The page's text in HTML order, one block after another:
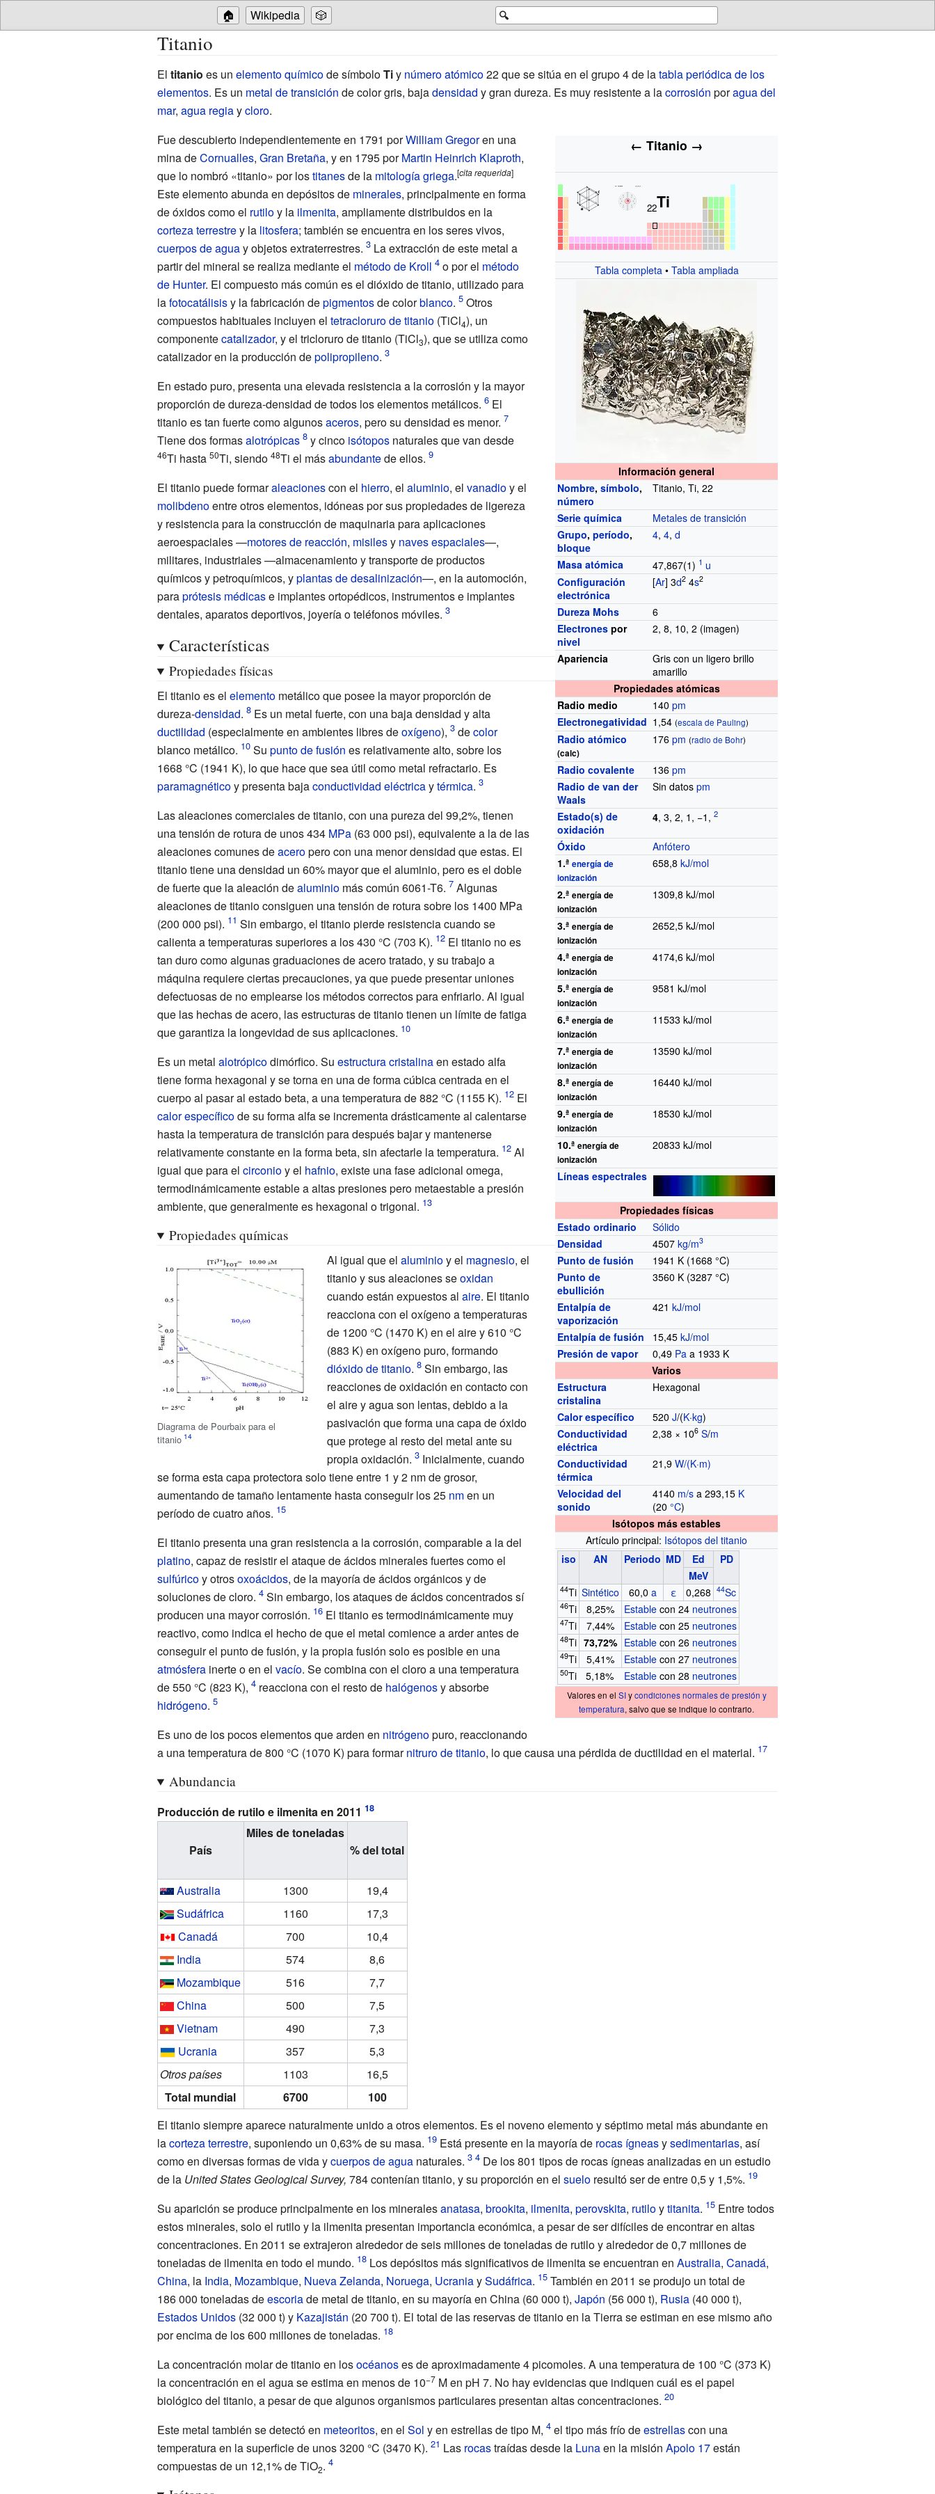
🔍
🏠 Wikipedia 🎲
Titanio
El titanio es un elemento químicode símboloTiy número atómico22 que se sitúa en el grupo 4 de latabla periódica de los
elementos. Es un metal de transición de color gris, bajadensidad y gran dureza. Es muy resistente a lacorrosión poragua del
mar, agua regiaycloro.
← Titanio →
22Ti
Tabla completa • Tabla ampliada
Información general
Nombre,símbolo,
número
Titanio, Ti, 22
Serie química
Metales de transición
Grupo,período,
bloque
4,4,d
Masa atómica 47,867(1)
u
Configuración
electrónica
[Ar] 3d2 4s2
Dureza Mohs
6
Electrones por
nivel
2, 8, 10, 2 (imagen)
Apariencia
Gris con un ligero brillo
amarillo
Propiedades atómicas
Radio medio
140 pm
Electronegatividad 1,54(escala de Pauling)
Radio atómico
(calc)
176 pm (radio de Bohr)
Radio covalente 136 pm
Radio de van der
Waals
Sin datos pm
Estado(s) de
oxidación
4, 3, 2, 1, −1,
Óxido
Anfótero
1.ªenergía de
ionización
658,8 kJ/mol
2.ªenergía de
ionización
1309,8 kJ/mol
3.ªenergía de
ionización
2652,5 kJ/mol
4.ªenergía de
ionización
4174,6 kJ/mol
5.ªenergía de
ionización
9581 kJ/mol
6.ªenergía de
ionización
11533 kJ/mol
7.ªenergía de
ionización
13590 kJ/mol
8.ªenergía de
ionización
16440 kJ/mol
9.ªenergía de
ionización
18530 kJ/mol
10.ªenergía de
ionización
20833 kJ/mol
Líneas espectrales
Propiedades físicas
Estado ordinario
Sólido
Densidad
4507 kg/m3
Punto de fusión 1941 K (1668 °C)
Punto de
ebullición
3560 K (3287 °C)
Entalpía de
vaporización
421 kJ/mol
Entalpía de fusión 15,45 kJ/mol
Presión de vapor
0,49 Pa a 1933 K
Varios
Estructura
cristalina
Hexagonal
Calor específico 520 J/(K·kg)
Conductividad
eléctrica
2,38 × 106 S/m
Conductividad
térmica
21,9 W/(K·m)
Velocidad del
sonido
4140 m/s a 293,15 K
(20 °C)
Isótopos más estables
Artículo principal: Isótopos del titanio
iso
AN Periodo MD Ed
PD
MeV
44Ti Sintético 60,0 a ε 0,268 44Sc
46Ti 8,25% Estable con 24 neutrones
47Ti 7,44% Estable con 25 neutrones
48Ti 73,72% Estable con 26 neutrones
49Ti 5,41% Estable con 27 neutrones
50Ti 5,18% Establecon 28 neutrones
Valores en el SIycondiciones normales de presión y
temperatura, salvo que se indique lo contrario.
Fue descubierto independientemente en 1791 porWilliam Gregoren una
mina deCornualles, Gran Bretaña, y en 1795 porMartin Heinrich Klaproth,
que lo nombró «titanio» por lostitanesde la mitología griega.[cita requerida]
Este elemento abunda en depósitos de minerales, principalmente en forma
de óxidos como el rutiloy la ilmenita, ampliamente distribuidos en la
corteza terrestrey la litosfera; también se encuentra en los seres vivos,
cuerpos de aguay objetos extraterrestres. La extracción de este metal a
partir del mineral se realiza mediante el método de Kroll o por el método
de Hunter. El compuesto más común es el dióxido de titanio, utilizado para
lafotocatálisisy la fabricación depigmentosde colorblanco. Otros
compuestos habituales incluyen el tetracloruro de titanio(TiCl4), un
componentecatalizador, y el tricloruro de titanio(TiCl3), que se utiliza como
catalizador en la producción depolipropileno.
En estado puro, presenta una elevada resistencia a la corrosión y la mayor
proporción de dureza-densidad de todos los elementos metálicos. El
titanio es tan fuerte como algunosaceros, pero su densidad es menor.
Tiene dos formasalotrópicas y cinco isótoposnaturales que van desde
46Ti hasta 50Ti, siendo 48Ti el másabundantede ellos.
El titanio puede formaraleacionescon el hierro, el aluminio, el vanadioy el
molibdenoentre otros elementos, idóneas por sus propiedades de ligereza
y resistencia para la construcción de maquinaria para aplicaciones
aeroespaciales —motores de reacción, misilesy naves espaciales—,
militares, industriales —almacenamiento y transporte de productos
químicos y petroquímicos, yplantas de desalinización—, en la automoción,
paraprótesis médicase implantes ortopédicos, instrumentos e implantes
dentales, aparatos deportivos, joyería o teléfonos móviles.
Características
Propiedades físicas
El titanio es el elementometálico que posee la mayor proporción de
dureza-densidad. Es un metal fuerte, con una baja densidad y alta
ductilidad (especialmente en ambientes libres deoxígeno), decolor
blanco metálico.
Su punto de fusión es relativamente alto, sobre los
1668 °C (1941 K), lo que hace que sea útil como metal refractario. Es
paramagnéticoy presenta bajaconductividad eléctricaytérmica.
Las aleaciones comerciales de titanio, con una pureza del 99,2%, tienen
una tensión de rotura de unos 434 MPa(63 000 psi), equivalente a la de las
aleaciones comunes deaceropero con una menor densidad que estas. El
titanio tiene una densidad un 60% mayor que el aluminio, pero es el doble
de fuerte que la aleación dealuminiomás común 6061-T6. Algunas
aleaciones de titanio consiguen una tensión de rotura sobre los 1400 MPa
(200 000 psi).
Sin embargo, el titanio pierde resistencia cuando se
calienta a temperaturas superiores a los 430 °C (703 K).
El titanio no es
tan duro como algunas graduaciones de acero tratado, y su trabajo a
máquina requiere ciertas precauciones, ya que puede presentar uniones
defectuosas de no emplearse los métodos correctos para enfriarlo. Al igual
que las hechas de acero, las estructuras de titanio tienen un límite de fatiga
que garantiza la longevidad de sus aplicaciones.
Es un metal alotrópicodimórfico. Su estructura cristalinaen estado alfa
tiene forma hexagonal y se torna en una de forma cúbica centrada en el
cuerpo al pasar al estado beta, a una temperatura de 882 °C (1155 K).
El
calor específicode su forma alfa se incrementa drásticamente al calentarse
hasta la temperatura de transición para después bajar y mantenerse
relativamente constante en la forma beta, sin afectarle la temperatura.
Al
igual que para el circonioy el hafnio, existe una fase adicional omega,
termodinámicamente estable a altas presiones pero metaestable a presión
ambiente, que generalmente es hexagonal o trigonal.
Propiedades químicas
Diagrama de Pourbaix para el
titanio
Al igual que el aluminioy el magnesio, el
titanio y sus aleaciones seoxidan
cuando están expuestos al aire. El titanio
reacciona con el oxígeno a temperaturas
de 1200 °C (1470 K) en el aire y 610 °C
(883 K) en oxígeno puro, formando
dióxido de titanio.
Sin embargo, las
reacciones de oxidación en contacto con
el aire y agua son lentas, debido a la
pasivación que forma una capa de óxido
que protege al resto del metal ante su
propia oxidación.
Inicialmente, cuando
se forma esta capa protectora solo tiene entre 1 y 2 nm de grosor,
aumentando de tamaño lentamente hasta conseguir los 25 nmen un
período de cuatro años.
El titanio presenta una gran resistencia a la corrosión, comparable a la del
platino, capaz de resistir el ataque de ácidos minerales fuertes como el
sulfúricoy otrosoxoácidos, de la mayoría de ácidos orgánicos y de
soluciones de cloro. Sin embargo, los ataques de ácidos concentrados sí
producen una mayor corrosión.
El titanio es termodinámicamente muy
reactivo, como indica el hecho de que el metal comience a arder antes de
conseguir el punto de fusión, y la propia fusión solo es posible en una
atmósferainerte o en el vacío. Se combina con el cloro a una temperatura
de 550 °C (823 K), reacciona con el resto de halógenosy absorbe
hidrógeno.
Es uno de los pocos elementos que arden en nitrógenopuro, reaccionando
a una temperatura de 800 °C (1070 K) para formarnitruro de titanio, lo que causa una pérdida de ductilidad en el material.
Abundancia
Producción de rutilo e ilmenita en 2011
País
Miles de toneladas
% del total
Australia 1300
19,4
Sudáfrica
1160
17,3
Canadá
700
10,4
India
574
8,6
Mozambique
516
7,7
China
500
7,5
Vietnam
490
7,3
Ucrania
357
5,3
Otros países
1103
16,5
Total mundial
6700
100
El titanio siempre aparece naturalmente unido a otros elementos. Es el noveno elemento y séptimo metal más abundante en
lacorteza terrestre, suponiendo un 0,63% de su masa. Está presente en la mayoría de rocas ígneasysedimentarias, así
como en diversas formas de vida ycuerpos de aguanaturales.
De los 801 tipos de rocas ígneas analizadas en un estudio
de la United States Geological Survey, 784 contenían titanio, y su proporción en el sueloresultó ser de entre 0,5 y 1,5%.
Su aparición se produce principalmente en los mineralesanatasa, brookita, ilmenita, perovskita, rutiloytitanita.
Entre todos
estos minerales, solo el rutilo y la ilmenita presentan importancia económica, a pesar de ser difíciles de encontrar en altas
concentraciones. En 2011 se extrajeron alrededor de seis millones de toneladas de rutilo y alrededor de 0,7 millones de
toneladas de ilmenita en todo el mundo.
Los depósitos más significativos de ilmenita se encuentran en Australia, Canadá,
China, la India, Mozambique, Nueva Zelanda, Noruega, UcraniaySudáfrica.
También en 2011 se produjo un total de
186000 toneladas deescoriade metal de titanio, en su mayoría en China (60 000 t), Japón (56000 t), Rusia(40 000 t),
Estados Unidos(32000 t) y Kazajistán (20 700 t). El total de las reservas de titanio en la Tierra se estiman en ese mismo año
por encima de los 600 millones de toneladas.
La concentración molar de titanio en losocéanoses de aproximadamente 4 picomoles. A una temperatura de 100 °C (373 K)
la concentración en el agua se estima en menos de 10−7M en pH 7. No hay evidencias que indiquen cuál es el papel
biológico del titanio, a pesar de que algunos organismos particulares presentan altas concentraciones.
Este metal también se detectó en meteoritos, en el Sol y en estrellas de tipo M, el tipo más frío deestrellascon una
temperatura en la superficie de unos 3200 °C (3470 K). Las rocastraídas desde la Lunaen la misión Apolo 17están
compuestas de un 12,1% de TiO2.